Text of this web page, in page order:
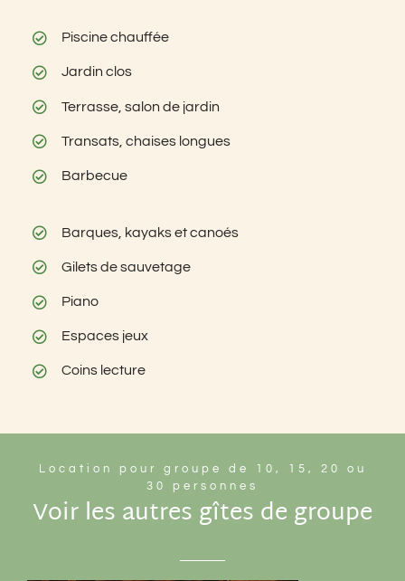
Piscine chauffée
Jardin clos
Terrasse, salon de jardin
Transats, chaises longues
Barbecue
Barques, kayaks et canoés
Gilets de sauvetage
Piano
Espaces jeux
Coins lecture
Location pour groupe de 10, 15, 20 ou
30 personnes
Voir les autres gîtes de groupe